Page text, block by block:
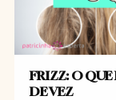
FRIZZ: O
DE VEZ